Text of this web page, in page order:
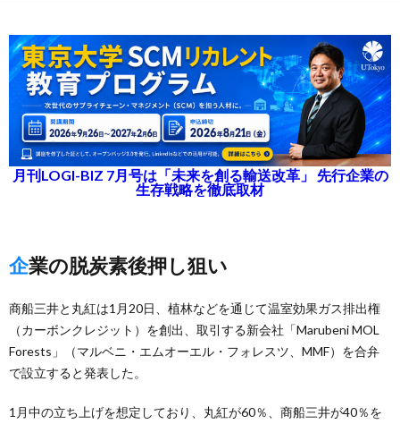
月刊LOGI-BIZ 7月号は「未来を創る輸送改革」 先行企業の
生存戦略を徹底取材
企業の脱炭素後押し狙い
商船三井と丸紅は1月20日、植林などを通じて温室効果ガス排出権
（カーボンクレジット）を創出、取引する新会社「Marubeni MOL
Forests」（マルベニ・エムオーエル・フォレスツ、MMF）を合弁
で設立すると発表した。
1月中の立ち上げを想定しており、丸紅が60％、商船三井が40％を